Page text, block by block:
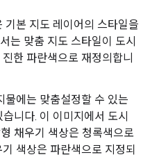
기본 지도 레이어의 스타일을
는 맞춤 지도 스타일이 도시
한 파란색으로 재정의합니
물에는 맞춤설정할 수 있는
니다. 이 이미지에서 도시
채우기 색상은 청록색으로
색상은 파란색으로 지정되